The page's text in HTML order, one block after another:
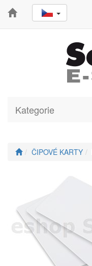
Kategorie
ČIPOVÉ KARTY